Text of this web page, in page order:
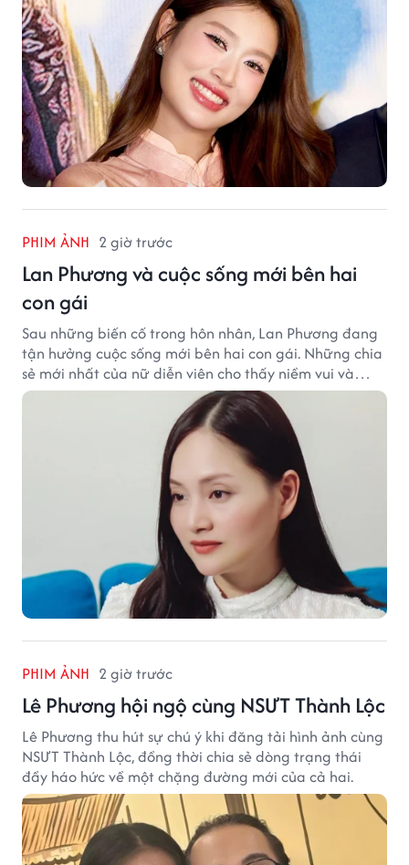
PHIM ẢNH 2 giờ trước
Lan Phương và cuộc sống mới bên hai
con gái
Sau những biến cố trong hôn nhân, Lan Phương đang
tận hưởng cuộc sống mới bên hai con gái. Những chia
sẻ mới nhất của nữ diễn viên cho thấy niềm vui và
hạnh phúc hiện tại đến từ những điều bình dị mỗi
PHIM ẢNH 2 giờ trước
Lê Phương hội ngộ cùng NSƯT Thành Lộc
Lê Phương thu hút sự chú ý khi đăng tải hình ảnh cùng
NSƯT Thành Lộc, đồng thời chia sẻ dòng trạng thái
đầy háo hức về một chặng đường mới của cả hai.